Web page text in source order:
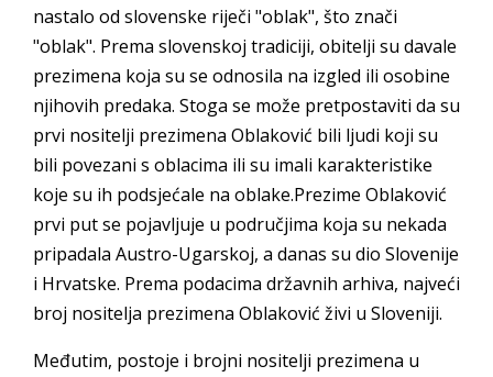
nastalo od slovenske riječi "oblak", što znači
"oblak". Prema slovenskoj tradiciji, obitelji su davale
prezimena koja su se odnosila na izgled ili osobine
njihovih predaka. Stoga se može pretpostaviti da su
prvi nositelji prezimena Oblaković bili ljudi koji su
bili povezani s oblacima ili su imali karakteristike
koje su ih podsjećale na oblake.Prezime Oblaković
prvi put se pojavljuje u područjima koja su nekada
pripadala Austro-Ugarskoj, a danas su dio Slovenije
i Hrvatske. Prema podacima državnih arhiva, najveći
broj nositelja prezimena Oblaković živi u Sloveniji.
Međutim, postoje i brojni nositelji prezimena u